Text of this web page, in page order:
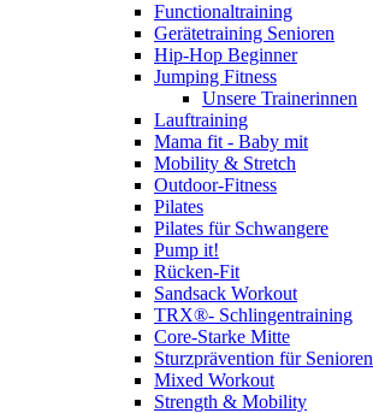
Functionaltraining
Gerätetraining Senioren
Hip-Hop Beginner
Jumping Fitness
Unsere Trainerinnen
Lauftraining
Mama fit - Baby mit
Mobility & Stretch
Outdoor-Fitness
Pilates
Pilates für Schwangere
Pump it!
Rücken-Fit
Sandsack Workout
TRX®- Schlingentraining
Core-Starke Mitte
Sturzprävention für Senioren
Mixed Workout
Strength & Mobility